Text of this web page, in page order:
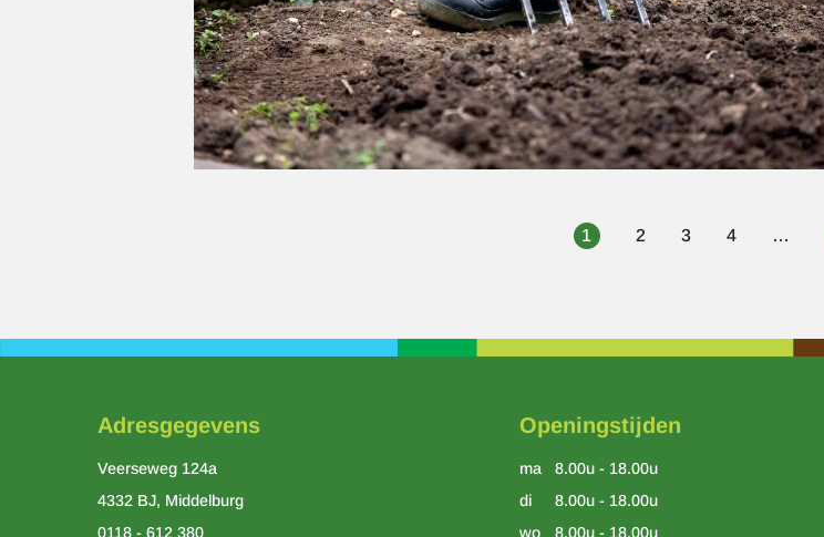
Huidige
1 Page
2 Page
3 Page
4 …
Adresgegevens
Veerseweg 124a
4332 BJ, Middelburg
0118 - 612 380
Openingstijden
ma
8.00u - 18.00u
di
8.00u - 18.00u
wo
8.00u - 18.00u